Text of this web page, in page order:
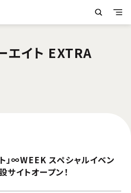
イト EXTRA
」∞WEEK スペシャルイベン
イトオープン！